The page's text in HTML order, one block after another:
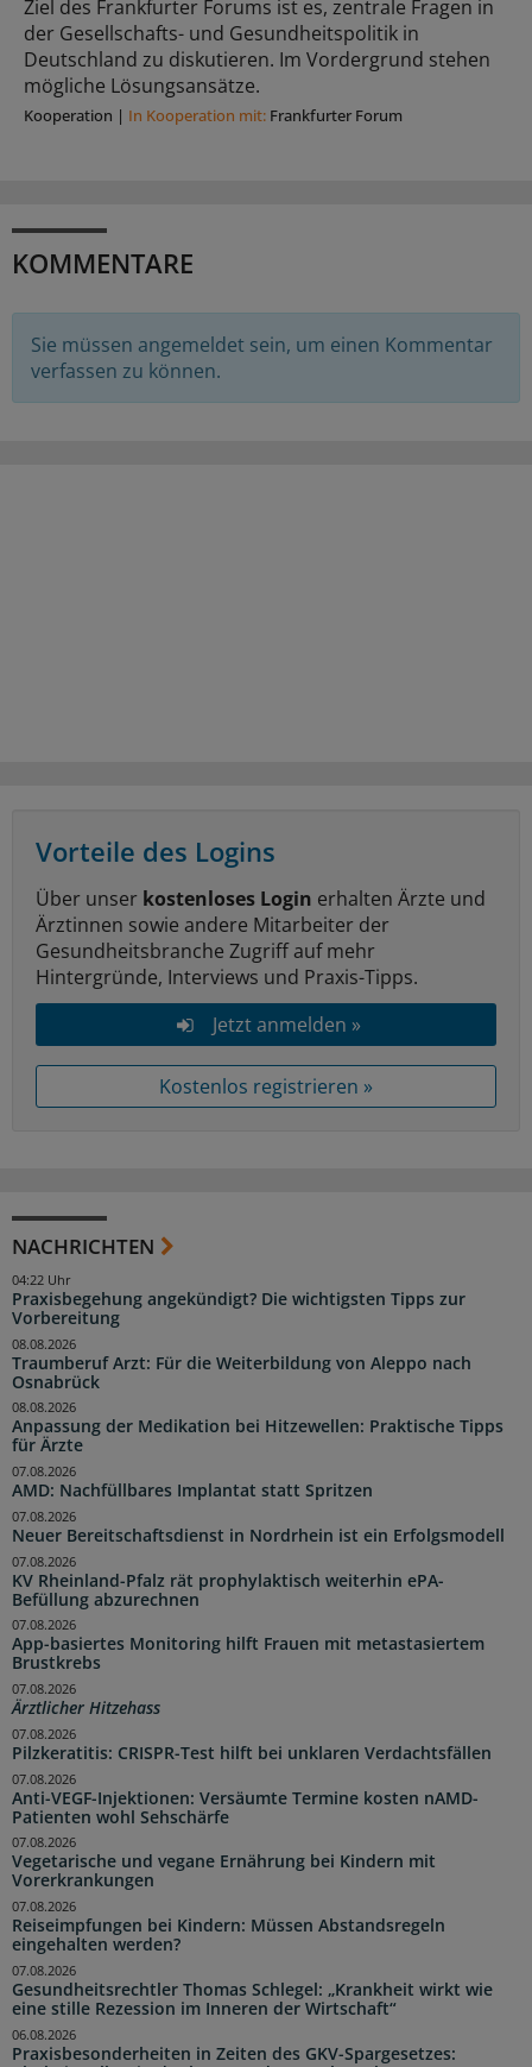
Ziel des Frankfurter Forums ist es, zentrale Fragen in
der Gesellschafts- und Gesundheitspolitik in
Deutschland zu diskutieren. Im Vordergrund stehen
mögliche Lösungsansätze.
Kooperation | In Kooperation mit: Frankfurter Forum
KOMMENTARE
Sie müssen angemeldet sein, um einen Kommentar
verfassen zu können.
Vorteile des Logins
Über unser kostenloses Login erhalten Ärzte und
Ärztinnen sowie andere Mitarbeiter der
Gesundheitsbranche Zugriff auf mehr
Hintergründe, Interviews und Praxis-Tipps.
Jetzt anmelden »
Kostenlos registrieren »
NACHRICHTEN
Praxisbegehung angekündigt? Die wichtigsten Tipps zur
Vorbereitung
04:22 Uhr
Traumberuf Arzt: Für die Weiterbildung von Aleppo nach
Osnabrück
08.08.2026
Anpassung der Medikation bei Hitzewellen: Praktische Tipps
für Ärzte
08.08.2026
AMD: Nachfüllbares Implantat statt Spritzen
07.08.2026
Neuer Bereitschaftsdienst in Nordrhein ist ein Erfolgsmodell
07.08.2026
KV Rheinland-Pfalz rät prophylaktisch weiterhin ePA-
Befüllung abzurechnen
07.08.2026
App-basiertes Monitoring hilft Frauen mit metastasiertem
Brustkrebs
07.08.2026
Ärztlicher Hitzehass
07.08.2026
Pilzkeratitis: CRISPR-Test hilft bei unklaren Verdachtsfällen
07.08.2026
Anti-VEGF-Injektionen: Versäumte Termine kosten nAMD-
Patienten wohl Sehschärfe
07.08.2026
Vegetarische und vegane Ernährung bei Kindern mit
Vorerkrankungen
07.08.2026
Reiseimpfungen bei Kindern: Müssen Abstandsregeln
eingehalten werden?
07.08.2026
Gesundheitsrechtler Thomas Schlegel: „Krankheit wirkt wie
eine stille Rezession im Inneren der Wirtschaft“
07.08.2026
Praxisbesonderheiten in Zeiten des GKV-Spargesetzes:
06.08.2026